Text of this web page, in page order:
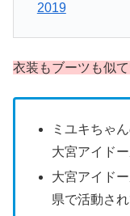
2019
衣装もブーツも似
ミユキちゃ
大宮アイド
大宮アイド
県で活動さ